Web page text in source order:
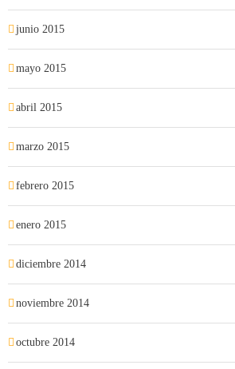
junio 2015
mayo 2015
abril 2015
marzo 2015
febrero 2015
enero 2015
diciembre 2014
noviembre 2014
octubre 2014